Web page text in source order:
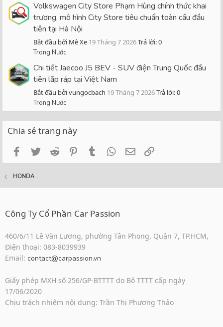
Volkswagen City Store Phạm Hùng chính thức khai
trương, mô hình City Store tiêu chuẩn toàn cầu đầu
tiên tại Hà Nội
Bắt đầu bởi Mê Xe 19 Tháng 7 2026Trả lời: 0
Trong Nước
Chi tiết Jaecoo J5 BEV - SUV điện Trung Quốc đầu
tiên lắp ráp tại Việt Nam
Bắt đầu bởi vungocbach 19 Tháng 7 2026Trả lời: 0
Trong Nước
Chia sẻ trang này
FacebookTwitterReddit PinterestTumblrWhatsApp
Email
HONDA
Công Ty Cổ Phần Car Passion
460/6/11 Lê Văn Lương, phường Tân Phong, Quận 7, TP.HCM,
Điện thoại: 083-8039939
Email: contact@carpassion.vn
Giấy phép MXH số 256/GP-BTTTT do Bộ TTTT cấp ngày
17/06/2020
Chịu trách nhiệm nội dung: Trần Thị Phương Thảo